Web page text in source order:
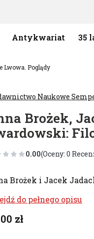
Antykwariat 35
Lwowa. Poglądy
Naukowe
Brożek,
0.00(Oceny: 0
Brożek i Jacek
do pełnego opisu
zł